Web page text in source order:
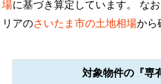
場に基づき算定しています。 な
リアのさいたま市の土地相場から
対象物件の『専